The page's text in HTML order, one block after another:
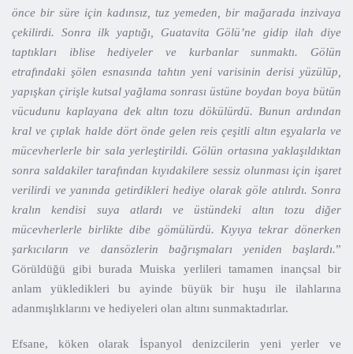
önce bir süre için kadınsız, tuz yemeden, bir mağarada inzivaya
çekilirdi. Sonra ilk yaptığı, Guatavita Gölü’ne gidip ilah diye
taptıkları iblise hediyeler ve kurbanlar sunmaktı. Gölün
etrafındaki şölen esnasında tahtın yeni varisinin derisi yüzülüp,
yapışkan çirişle kutsal yağlama sonrası üstüne boydan boya bütün
vücudunu kaplayana dek altın tozu dökülürdü. Bunun ardından
kral ve çıplak halde dört önde gelen reis çeşitli altın eşyalarla ve
mücevherlerle bir sala yerleştirildi. Gölün ortasına yaklaşıldıktan
sonra saldakiler tarafından kıyıdakilere sessiz olunması için işaret
verilirdi ve yanında getirdikleri hediye olarak göle atılırdı. Sonra
kralın kendisi suya atlardı ve üstündeki altın tozu diğer
mücevherlerle birlikte dibe gömülürdü. Kıyıya tekrar dönerken
şarkıcıların ve dansözlerin bağrışmaları yeniden başlardı.”
Görüldüğü gibi burada Muiska yerlileri tamamen inançsal bir
anlam yükledikleri bu ayinde büyük bir huşu ile ilahlarına
adanmışlıklarını ve hediyeleri olan altını sunmaktadırlar.
Efsane, köken olarak İspanyol denizcilerin yeni yerler ve